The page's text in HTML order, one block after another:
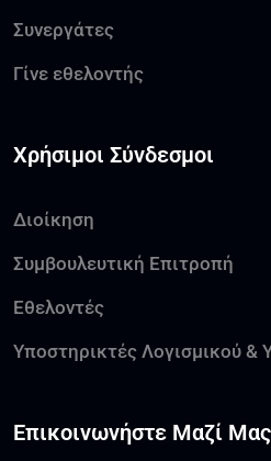
Συνεργάτες
Γίνε εθελοντής
Χρήσιμοι Σύνδεσμοι
Διοίκηση
Συμβουλευτική Επιτροπή
Εθελοντές
Υποστηρικτές Λογισμικού &
Επικοινωνήστε Μαζί Μας